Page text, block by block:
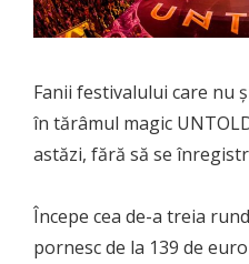
Fanii festivalului care nu
în tărâmul magic
astăzi, fără să se
Începe cea de-a treia
pornesc de la 139 de